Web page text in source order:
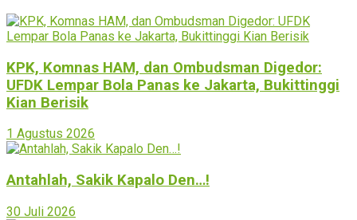
KPK, Komnas HAM, dan Ombudsman Digedor:
UFDK Lempar Bola Panas ke Jakarta, Bukittinggi
Kian Berisik
1 Agustus 2026
Antahlah, Sakik Kapalo Den…!
30 Juli 2026